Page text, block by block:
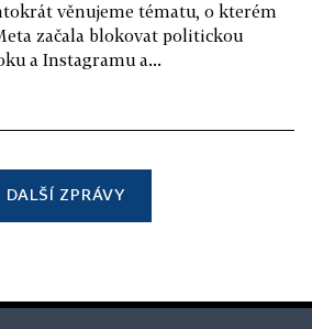
věnujeme tématu, o kterém
začala blokovat politickou
a Instagramu a...
DALŠÍ ZPRÁVY